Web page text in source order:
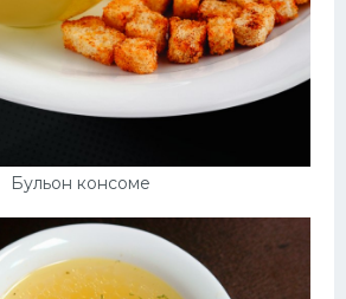
Бульон консоме